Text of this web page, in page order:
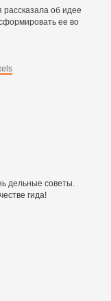
об идее
ее во
дельные советы.
гида!